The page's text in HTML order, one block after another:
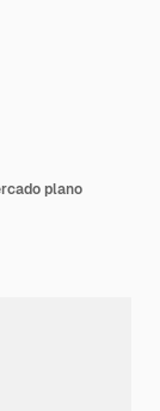
plano